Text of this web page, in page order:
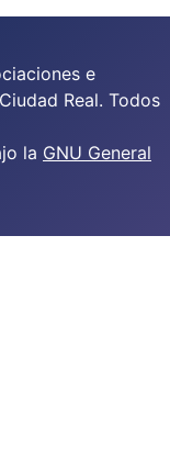
e
Real. Todos
la GNU General